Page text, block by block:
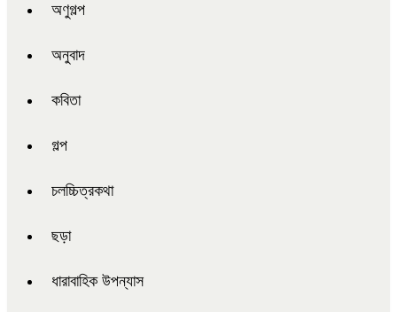
অণুগল্প
অনুবাদ
কবিতা
গল্প
চলচ্চিত্রকথা
ছড়া
ধারাবাহিক উপন্যাস